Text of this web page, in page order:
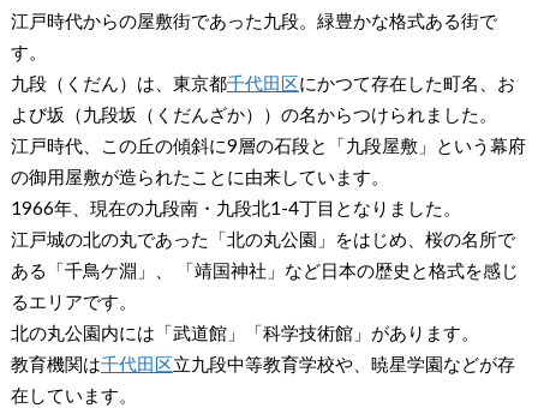
江戸時代からの屋敷街であった九段。緑豊かな格式ある街で
す。
九段（くだん）は、東京都千代田区にかつて存在した町名、お
よび坂（九段坂（くだんざか））の名からつけられました。
江戸時代、この丘の傾斜に9層の石段と「九段屋敷」という幕府
の御用屋敷が造られたことに由来しています。
1966年、現在の九段南・九段北1-4丁目となりました。
江戸城の北の丸であった「北の丸公園」をはじめ、桜の名所で
ある「千鳥ケ淵」、 「靖国神社」など日本の歴史と格式を感じ
るエリアです。
北の丸公園内には「武道館」「科学技術館」があります。
教育機関は千代田区立九段中等教育学校や、暁星学園などが存
在しています。